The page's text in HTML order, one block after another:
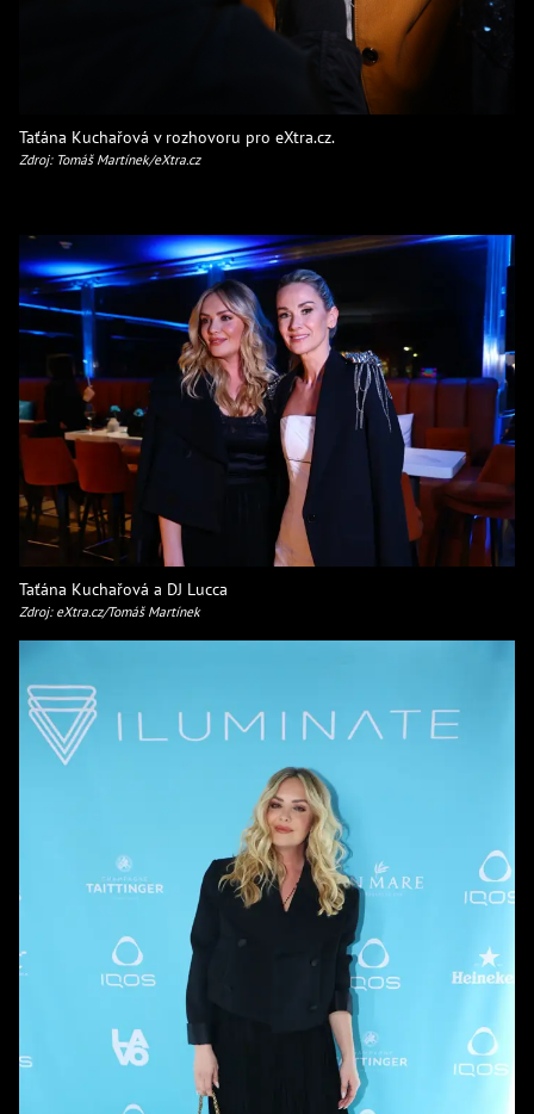
Taťána Kuchařová v rozhovoru pro eXtra.cz.
Zdroj: Tomáš Martínek/eXtra.cz
Taťána Kuchařová a DJ Lucca
Zdroj: eXtra.cz/Tomáš Martínek